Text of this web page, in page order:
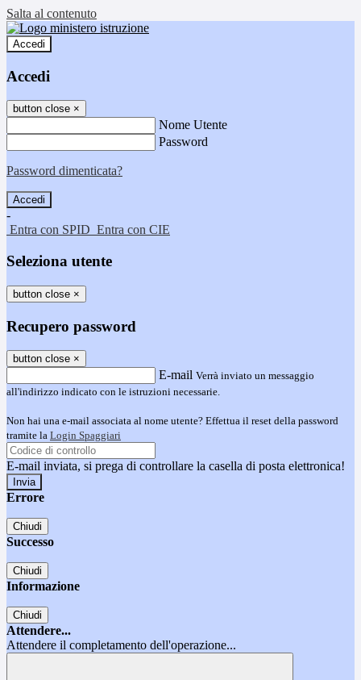
Salta al contenuto
Accedi
Accedi
button close ×
Nome Utente
Password
Password dimenticata?
-
Entra con SPID Entra con CIE
Seleziona utente
button close ×
Recupero password
button close ×
E-mail Verrà inviato un messaggio
all'indirizzo indicato con le istruzioni necessarie.
Non hai una e-mail associata al nome utente? Effettua il reset della password
tramite la Login Spaggiari
E-mail inviata, si prega di controllare la casella di posta elettronica!
Errore
Chiudi
Successo
Chiudi
Informazione
Chiudi
Attendere...
Attendere il completamento dell'operazione...